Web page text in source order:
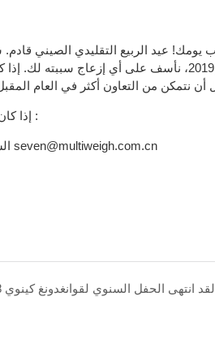
فبراير 2019، نأسف على أي إزعاج سببته
إذا كان لديك أي عمل فلا تتردد في الاتصال بمديرنا :
السيد. سبايت ماو، عنوان بريده الإلكتروني هو seven@multiweigh.com.cn
لقد انتهى الحفل السنوي لقوانغدونغ كينوي 2018 بنجاح